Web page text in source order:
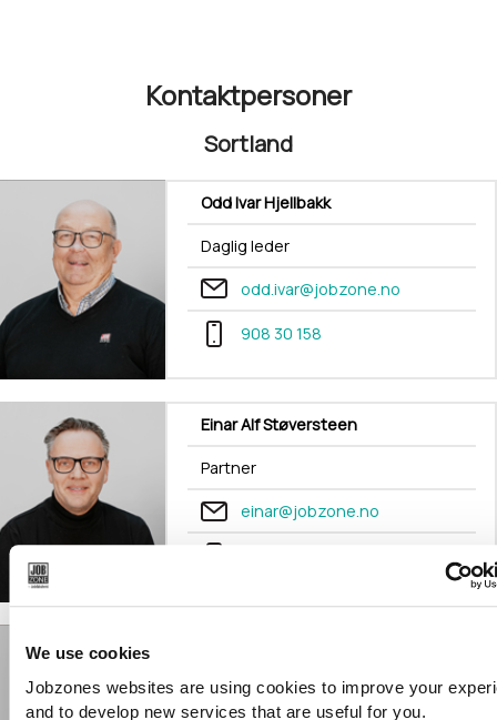
We use cookies
Jobzones websites are using cookies to improve your
and to develop new services that are useful for you.
Kontaktpersoner
Sortland
Odd Ivar Hjellbakk
Daglig leder
odd.ivar@jobzone.no
908 30 158
Einar Alf Støversteen
Partner
einar@jobzone.no
Partner